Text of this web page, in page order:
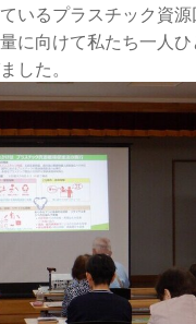
いるプラスチック資
に向けて私たち一人
した。